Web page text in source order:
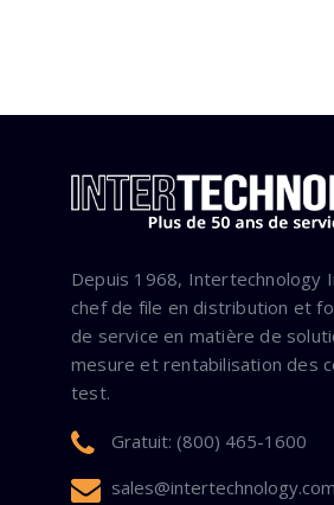
Depuis 1968, Intertechnology
chef de file en distribution et
de service en matière de
mesure et rentabilisation des
test.
Gratuit: (800) 465-1600
sales@intertechnology.com